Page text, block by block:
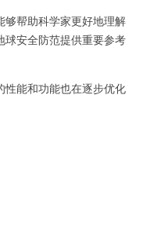
帮助科学家更好地理解
球安全防范提供重要参考
能和功能也在逐步优化